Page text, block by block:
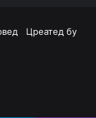
Цреатед бy